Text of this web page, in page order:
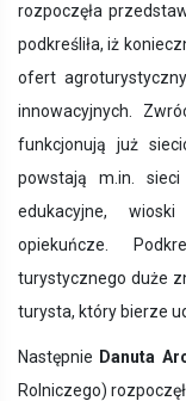
rozpoczęła
podkreśliła, iż
ofert
innowacyjnych.
funkcjonują już
powstają m.in.
edukacyjne,
opiekuńcze.
turystycznego duże
turysta, który bierze
Następnie Danuta
Rolniczego)